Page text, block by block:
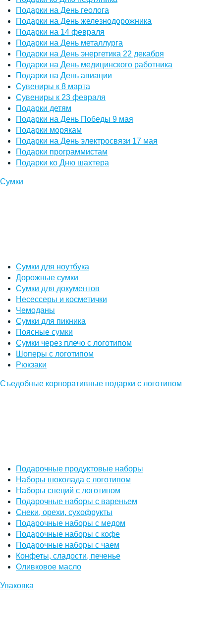
Подарки на День геолога
Подарки на День железнодорожника
Подарки на 14 февраля
Подарки на День металлурга
Подарки на День энергетика 22 декабря
Подарки на День медицинского работника
Подарки на День авиации
Сувениры к 8 марта
Сувениры к 23 февраля
Подарки детям
Подарки на День Победы 9 мая
Подарки морякам
Подарки на День электросвязи 17 мая
Подарки программистам
Подарки ко Дню шахтера
Сумки
Сумки для ноутбука
Дорожные сумки
Сумки для документов
Несессеры и косметички
Чемоданы
Сумки для пикника
Поясные сумки
Сумки через плечо с логотипом
Шоперы с логотипом
Рюкзаки
Съедобные корпоративные подарки с логотипом
Подарочные продуктовые наборы
Наборы шоколада с логотипом
Наборы специй с логотипом
Подарочные наборы с вареньем
Снеки, орехи, сухофрукты
Подарочные наборы с медом
Подарочные наборы с кофе
Подарочные наборы с чаем
Конфеты, сладости, печенье
Оливковое масло
Упаковка